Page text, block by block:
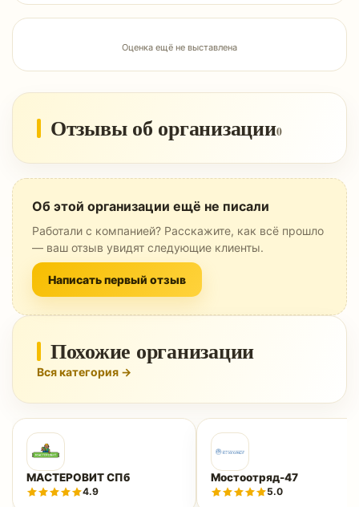
Оценка ещё не выставлена
Отзывы об организации0
Об этой организации ещё не писали
Работали с компанией? Расскажите, как всё прошло
— ваш отзыв увидят следующие клиенты.
Написать первый отзыв
Похожие организации
Вся категория →
МАСТЕРОВИТ СПб
4.9
Мостоотряд-47
5.0